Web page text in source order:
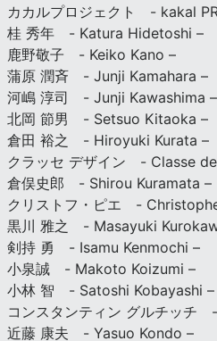
カカルプロジェクト - kakal
桂 秀年 - Katura Hidetoshi –
鹿野敬子 - Keiko Kano –
蒲原 潤斉 - Junji Kamahara –
河嶋 淳司 - Junji Kawashima –
北岡 節男 - Setsuo Kitaoka –
倉田 裕之 - Hiroyuki Kurata –
クラッセ デザイン - Classe
倉俣史郎 - Shirou Kuramata –
クリストフ・ピエ -
黒川 雅之 - Masayuki
剣持 勇 - Isamu Kenmochi –
小泉誠 - Makoto Koizumi –
小林 智 - Satoshi Kobayashi –
コンスタンティン グルチッチ
近藤 康夫 - Yasuo Kondo –